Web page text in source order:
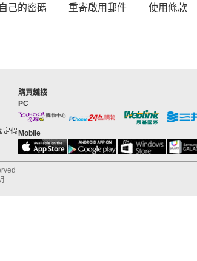
己的密碼 重寄啟用郵件 使用條款
定假
購買鏈接
PC
Mobile